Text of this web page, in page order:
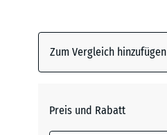
(active)
Zum Vergleich hinzufügen
Preis und Rabatt